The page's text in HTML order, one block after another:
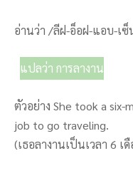
อ่านว่า /ลีฝ-อ็อฝ-แอบ-เ
แปลว่า การลางาน
ตัวอย่าง She took a
job to go traveling.
(เธอลางานเป็นเวลา 6 เ